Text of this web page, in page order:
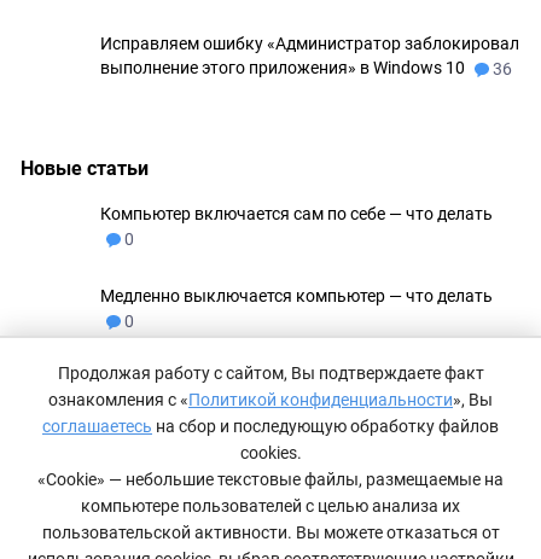
Исправляем ошибку «Администратор заблокировал
выполнение этого приложения» в Windows 10
36
Новые статьи
Компьютер включается сам по себе — что делать
0
Медленно выключается компьютер — что делать
0
Не удаляются файлы с флешки 0
Как сделать невидимую папку в Windows 11
Компьютер не видит принтер — что делать
Продолжая работу с сайтом, Вы подтверждаете факт
ознакомления с «Политикой конфиденциальности», Вы
соглашаетесь на сбор и последующую обработку файлов
cookies.
«Cookie» — небольшие текстовые файлы, размещаемые на
компьютере пользователей с целью анализа их
пользовательской активности. Вы можете отказаться от